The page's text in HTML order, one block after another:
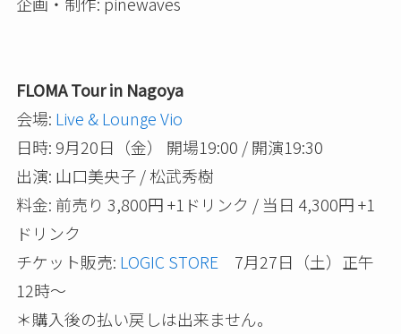
FLOMA Tour in Nagoya
会場: Live & Lounge Vio
日時: 9月20日（金） 開場19:00 / 開演19:30
出演: 山口美央子 / 松武秀樹
料金: 前売り 3,800円 +1ドリンク / 当日 4,300円 +1
ドリンク
チケット販売: LOGIC STORE 7月27日（土）正午
12時～
＊購入後の払い戻しは出来ません。